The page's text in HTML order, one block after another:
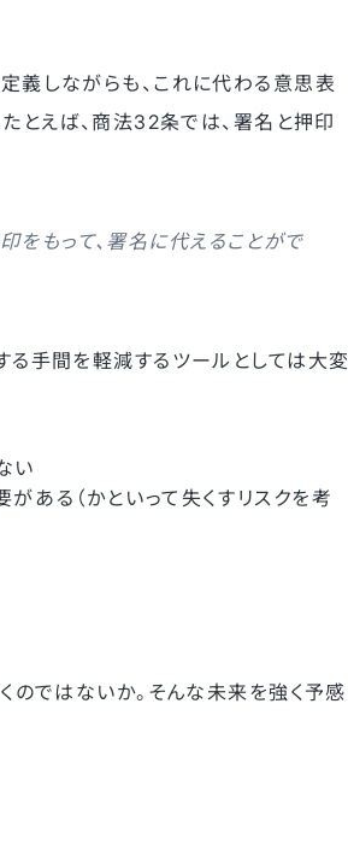
義しながらも、これに代わる意思表
とえば、商法32条では、署名と押印
もって、署名に代えることがで
る手間を軽減するツールとしては大変
い
ある（かといって失くすリスクを考
のではないか。そんな未来を強く予感